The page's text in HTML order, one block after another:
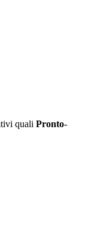
quali Pronto-